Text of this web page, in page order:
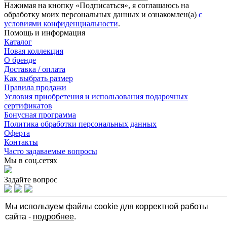
Нажимая на кнопку «Подписаться», я соглашаюсь на
обработку моих персональных данных и ознакомлен(а) с
условиями конфиденциальности.
Помощь и информация
Каталог
Новая коллекция
О бренде
Доставка / оплата
Как выбрать размер
Правила продажи
Условия приобретения и использования подарочных
сертификатов
Бонусная программа
Политика обработки персональных данных
Оферта
Контакты
Часто задаваемые вопросы
Мы в соц.сетях
Задайте вопрос
Мы в соц.сетях
Задайте вопрос
Мы используем файлы cookie для корректной работы
сайта - подробнее.